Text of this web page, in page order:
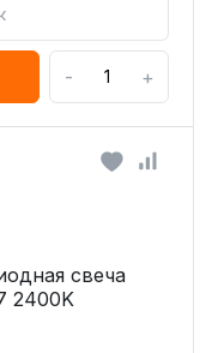
- +
свеча
2400K